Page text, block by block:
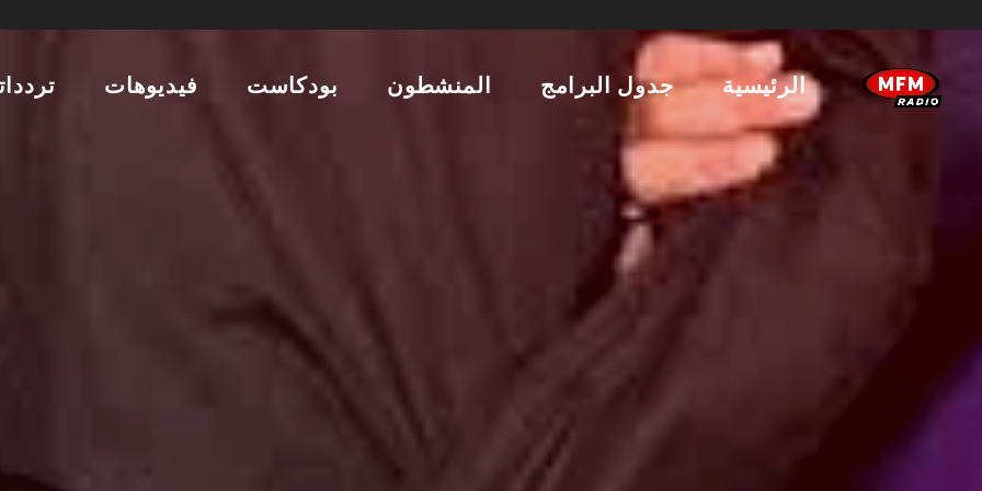
الرئيسية جدول البرامج المنشطون بودكاست فيديوهات